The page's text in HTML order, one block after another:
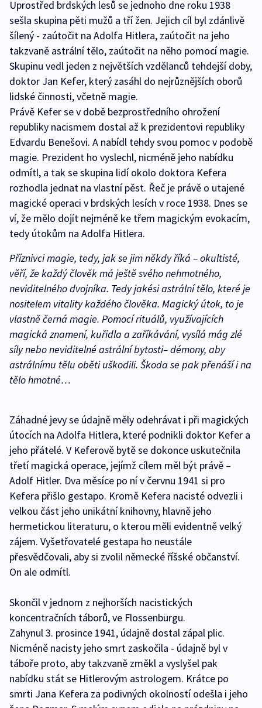
Uprostřed brdských lesů se jednoho dne roku 1938
sešla skupina pěti mužů a tří žen. Jejich cíl byl zdánlivě
šílený - zaútočit na Adolfa Hitlera, zaútočit na jeho
takzvaně astrální tělo, zaútočit na něho pomocí magie.
Skupinu vedl jeden z největších vzdělanců tehdejší doby,
doktor Jan Kefer, který zasáhl do nejrůznějších oborů
lidské činnosti, včetně magie.
Právě Kefer se v době bezprostředního ohrožení
republiky nacismem dostal až k prezidentovi republiky
Edvardu Benešovi. A nabídl tehdy svou pomoc v podobě
magie. Prezident ho vyslechl, nicméně jeho nabídku
odmítl, a tak se skupina lidí okolo doktora Kefera
rozhodla jednat na vlastní pěst. Řeč je právě o utajené
magické operaci v brdských lesích v roce 1938. Dnes se
ví, že mělo dojít nejméně ke třem magickým evokacím,
tedy útokům na Adolfa Hitlera.
Příznivci magie, tedy, jak se jim někdy říká – okultisté,
věří, že každý člověk má ještě svého nehmotného,
neviditelného dvojníka. Tedy jakési astrální tělo, které je
nositelem vitality každého člověka. Magický útok, to je
vlastně černá magie. Pomocí rituálů, využívajících
magická znamení, kuřidla a zaříkávání, vysílá mág zlé
síly nebo neviditelné astrální bytosti– démony, aby
astrálnímu tělu oběti uškodili. Škoda se pak přenáší i na
tělo hmotné…
Záhadné jevy se údajně měly odehrávat i při magických
útocích na Adolfa Hitlera, které podnikli doktor Kefer a
jeho přátelé. V Keferově bytě se dokonce uskutečnila
třetí magická operace, jejímž cílem měl být právě –
Adolf Hitler. Dva měsíce po ní v červnu 1941 si pro
Kefera přišlo gestapo. Kromě Kefera nacisté odvezli i
velkou část jeho unikátní knihovny, hlavně jeho
hermetickou literaturu, o kterou měli evidentně velký
zájem. Vyšetřovatelé gestapa ho neustále
přesvědčovali, aby si zvolil německé říšské občanství.
On ale odmítl.
Skončil v jednom z nejhorších nacistických
koncentračních táborů, ve Flossenbürgu.
Zahynul 3. prosince 1941, údajně dostal zápal plic.
Nicméně nacisty jeho smrt zaskočila - údajně byl v
táboře proto, aby takzvaně změkl a vyslyšel pak
nabídku stát se Hitlerovým astrologem. Krátce po
smrti Jana Kefera za podivných okolností odešla i jeho